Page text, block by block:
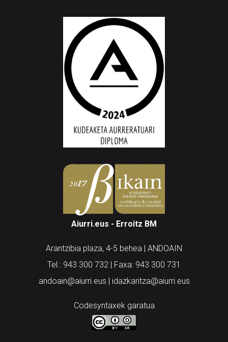
Aiurri.eus - Erroitz BM
Arantzibia plaza, 4-5 behea | ANDOAIN
Tel.: 943 300 732 | Faxa: 943 300 731
andoain@aiurri.eus | idazkaritza@aiurri.eus
Codesyntaxek garatua